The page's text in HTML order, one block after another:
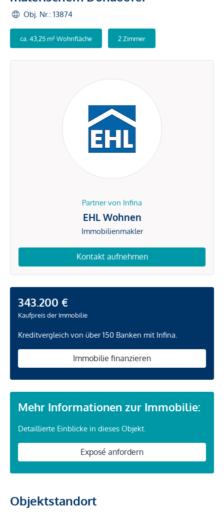
Obj. Nr.: 13874
ca. 43,25 m² Wohnfläche 2 Zimmer
Partner von Infina
EHL Wohnen
Immobilienmakler
Kontakt aufnehmen
343.200 €
Kaufpreis der Immobilie
Kreditvergleich von über 150 Banken mit Infina.
Immobilie finanzieren
Mehr Informationen zur Immobilie:
Detaillierte Einblicke in dieses Objekt.
Exposé anfordern
Objektstandort